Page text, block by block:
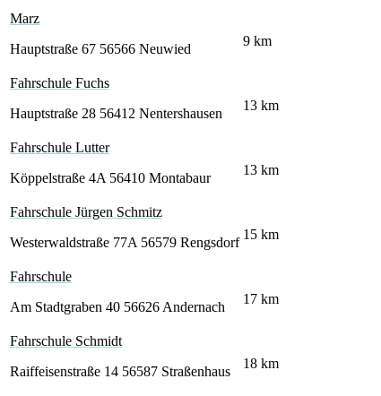
Marz
Hauptstraße 67 56566 Neuwied
9 km
Fahrschule Fuchs
Hauptstraße 28 56412 Nentershausen
13 km
Fahrschule Lutter
Köppelstraße 4A 56410 Montabaur
13 km
Fahrschule Jürgen Schmitz
Westerwaldstraße 77A 56579 Rengsdorf
15 km
Fahrschule
Am Stadtgraben 40 56626 Andernach
17 km
Fahrschule Schmidt
Raiffeisenstraße 14 56587 Straßenhaus
18 km